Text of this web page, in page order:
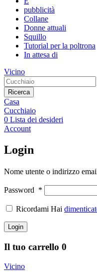
pubblicità
Collane
Donne attuali
Squillo
Tutorial per la poltrona
In attesa di
Vicino
Ricerca
Casa
Cucchiaio
0 Lista dei desideri
Account
Login
Nome utente o indirizzo
Password *
Ricordami Hai
Login
Il tuo carrello 0
Vicino